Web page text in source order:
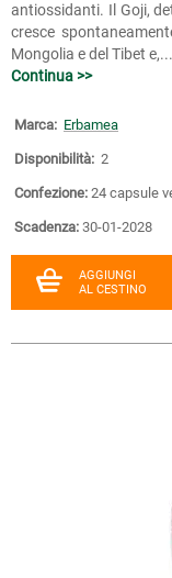
antiossidanti. Il Goji,
cresce
Mongolia e del Tibet e,...
Continua >>
Marca: Erbamea
Disponibilità: 2
Confezione: 24 capsule
Scadenza: 30-01-2028
AGGIUNGI
AL CESTINO